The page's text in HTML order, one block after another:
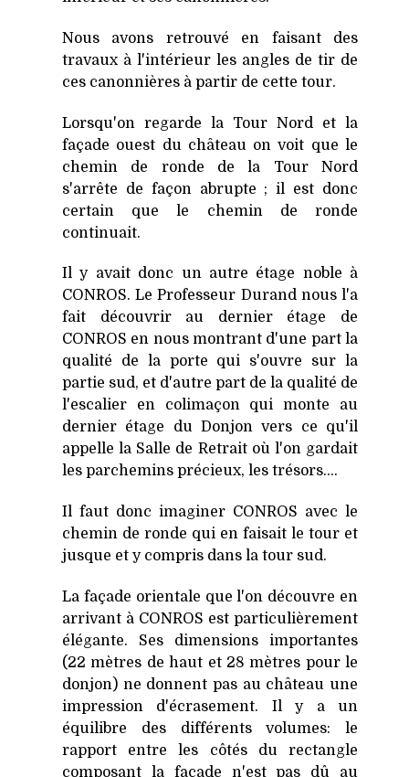
Nous avons retrouvé en faisant des
travaux à l'intérieur les angles de tir de
ces canonnières à partir de cette tour.
Lorsqu'on regarde la Tour Nord et la
façade ouest du château on voit que le
chemin de ronde de la Tour Nord
s'arrête de façon abrupte ; il est donc
certain que le chemin de ronde
continuait.
Il y avait donc un autre étage noble à
CONROS. Le Professeur Durand nous l'a
fait découvrir au dernier étage de
CONROS en nous montrant d'une part la
qualité de la porte qui s'ouvre sur la
partie sud, et d'autre part de la qualité de
l'escalier en colimaçon qui monte au
dernier étage du Donjon vers ce qu'il
appelle la Salle de Retrait où l'on gardait
les parchemins précieux, les trésors....
Il faut donc imaginer CONROS avec le
chemin de ronde qui en faisait le tour et
jusque et y compris dans la tour sud.
La façade orientale que l'on découvre en
arrivant à CONROS est particulièrement
élégante. Ses dimensions importantes
(22 mètres de haut et 28 mètres pour le
donjon) ne donnent pas au château une
impression d'écrasement. Il y a un
équilibre des différents volumes: le
rapport entre les côtés du rectangle
composant la façade n'est pas dû au